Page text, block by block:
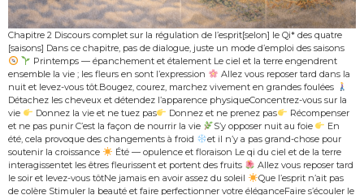
Chapitre 2 Discours complet sur la régulation de l’esprit[selon] le Qi* des quatre
[saisons] Dans ce chapitre, pas de dialogue, juste un mode d’emploi des saisons
Printemps — épanchement et étalement Le ciel et la terre engendrent
ensemble la vie ; les fleurs en sont l’expression
Allez vous reposer tard dans la
nuit et levez-vous tôt.Bougez, courez, marchez vivement en grandes foulées
Détachez les cheveux et détendez l’apparence physiqueConcentrez-vous sur la
vie
Donnez la vie et ne tuez pas Donnez et ne prenez pas
Récompenser
et ne pas punir C’est la façon de nourrir la vie
S’y opposer nuit au foie
En
été, cela provoque des changements à froid
et il n’y a pas grand-chose pour
soutenir la croissance
Été — opulence et floraison Le qi du ciel et de la terre
interagissentet les êtres fleurissent et portent des fruits
Allez vous reposer tard
le soir et levez-vous tôtNe jamais en avoir assez du soleil
Que l’esprit n’ait pas
de colère Stimuler la beauté et faire perfectionner votre éléganceFaire s’écouler le